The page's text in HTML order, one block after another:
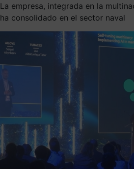
La empresa, integrada en la
ha consolidado en el sector naval